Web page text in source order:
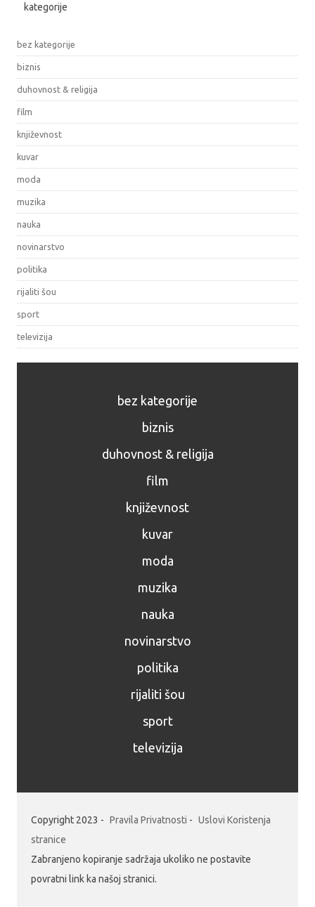
kategorije
bez kategorije
biznis
duhovnost & religija
film
književnost
kuvar
moda
muzika
nauka
novinarstvo
politika
rijaliti šou
sport
televizija
bez kategorije
biznis
duhovnost & religija
film
književnost
kuvar
moda
muzika
nauka
novinarstvo
politika
rijaliti šou
sport
televizija
Copyright 2023 - Pravila Privatnosti - Uslovi Koristenja
stranice
Zabranjeno kopiranje sadržaja ukoliko ne postavite
povratni link ka našoj stranici.